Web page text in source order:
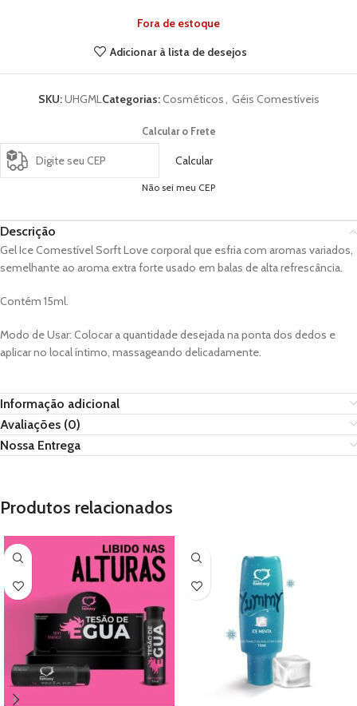
Fora de estoque
Adicionar à lista de desejos
SKU:UHGMLCategorias:Cosméticos, Géis Comestíveis
Calcular o Frete
Calcular
Não sei meu CEP
Descrição
Gel Ice Comestível Sorft Love corporal que esfria com aromas variados,
semelhante ao aroma extra forte usado em balas de alta refrescância.
Contém 15ml.
Modo de Usar: Colocar a quantidade desejada na ponta dos dedos e
aplicar no local íntimo, massageando delicadamente.
Informação adicional
Avaliações (0)
Nossa Entrega
Produtos relacionados